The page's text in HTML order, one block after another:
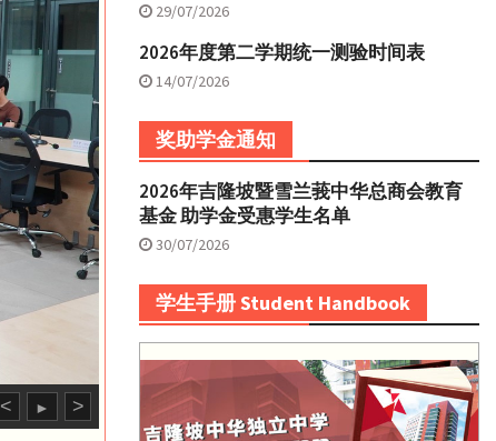
< ► >
29/07/2026
2026年度第二学期统一测验时间表
14/07/2026
奖助学金通知
2026年吉隆坡暨雪兰莪中华总商会教育
基金 助学金受惠学生名单
30/07/2026
学生手册 Student Handbook